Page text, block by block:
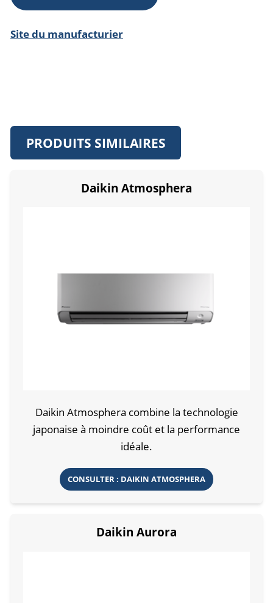
Site du manufacturier
PRODUITS SIMILAIRES
Daikin Atmosphera
Daikin Atmosphera combine la technologie
japonaise à moindre coût et la performance
idéale.
CONSULTER : DAIKIN ATMOSPHERA
Daikin Aurora